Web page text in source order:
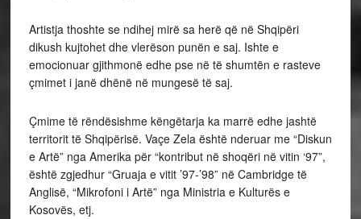
Artistja thoshte se ndihej mirë sa herë që në Shqipëri
dikush kujtohet dhe vlerëson punën e saj. Ishte e
emocionuar gjithmonë edhe pse në të shumtën e rasteve
çmimet i janë dhënë në mungesë të saj.
Çmime të rëndësishme këngëtarja ka marrë edhe jashtë
territorit të Shqipërisë. Vaçe Zela është nderuar me “Diskun
e Artë” nga Amerika për “kontribut në shoqëri në vitin ‘97”,
është zgjedhur “Gruaja e vitit ’97-’98” në Cambridge të
Anglisë, “Mikrofoni i Artë” nga Ministria e Kulturës e
Kosovës, etj.